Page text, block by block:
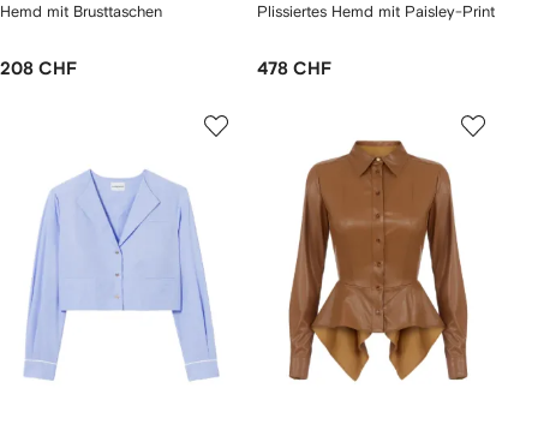
Hemd mit Brusttaschen
208 CHF
Plissiertes Hemd mit Paisley-Print
478 CHF